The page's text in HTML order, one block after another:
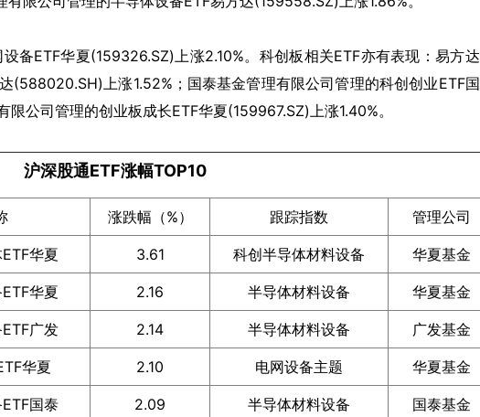
备ETF华夏(159326.SZ)上涨2.10%。科创板相关ETF亦有表现：易方
(588020.SH)上涨1.52%；国泰基金管理有限公司管理的科创创业ETF
公司管理的创业板成长ETF华夏(159967.SZ)上涨1.40%。
沪深股通ETF涨幅TOP10
涨跌幅（%） 跟踪指数 管理公司
华夏 3.61 科创半导体材料设备 华夏基金
华夏 2.16 半导体材料设备 华夏基金
广发 2.14 半导体材料设备 广发基金
华夏 2.10 电网设备主题 华夏基金
国泰 2.09 半导体材料设备 国泰基金